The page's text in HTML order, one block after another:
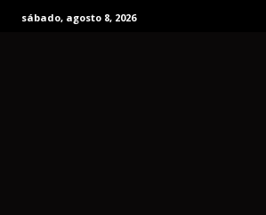
sábado, agosto 8, 2026